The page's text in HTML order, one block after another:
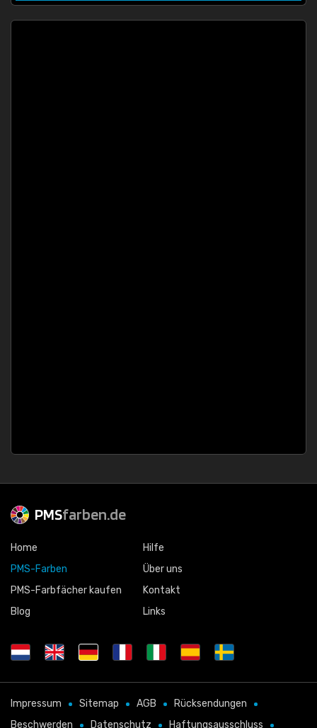
PMSfarben.de
Home
PMS-Farben
PMS-Farbfächer kaufen
Blog
Hilfe
Über uns
Kontakt
Links
Impressum Sitemap AGB
Rücksendungen
Beschwerden
Datenschutz Haftungsausschluss